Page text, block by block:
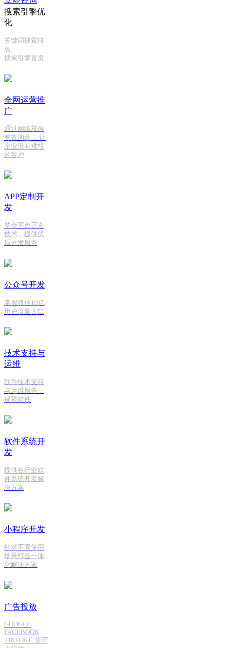
搜索引擎优
化
关键词搜索排
名
搜索引擎首页
全网运营推
广
通过网络获得
有效询盘， 让
企业没有难找
的客户
APP定制开
发
整合平台开发
技术，提供优
质开发服务
公众号开发
掌握微信10亿
用户流量入口
技术支持与
运维
软件技术支持
与运维服务，
保障软件
软件系统开
发
提供各行业软
件系统开发解
决方案
小程序开发
针对不同使用
场景打造一体
化解决方案
广告投放
GOOGLE
FACEBOOK
TIKTOK广告开